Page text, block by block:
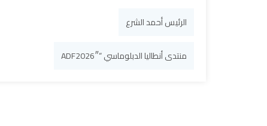
الرئيس أحمد الشرع
منتدى أنطاليا الدبلوماسي “ADF2026″